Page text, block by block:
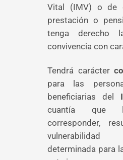
Vital (IMV) o de
prestación o
tenga derecho
convivencia con
Tendrá carácter
para las
beneficiarias del
cuantía que
corresponder,
vulnerabilidad
determinada para